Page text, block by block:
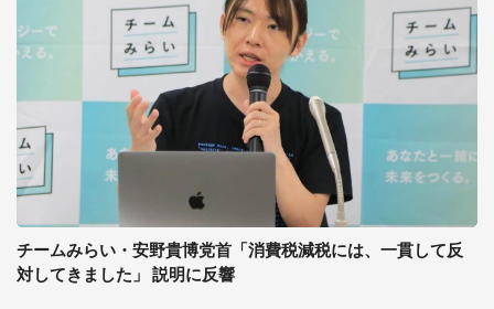
チームみらい・安野貴博党首「消費税減税には、一貫して反
対してきました」 説明に反響